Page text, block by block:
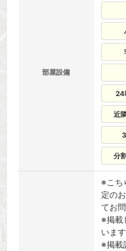
部屋設備
24
近
分
※こち
定の
てお
※掲載
いま
※掲載